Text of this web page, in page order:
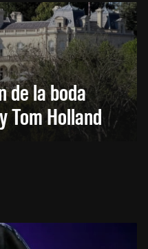
de la boda
Tom Holland